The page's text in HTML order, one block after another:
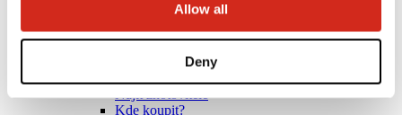
Allow all
Deny
Nátěry, barevnost a záruky
Registrace záruky
Realizace a inspirace
Soubory ke stažení
Najít zhotovitele
Kde koupit?